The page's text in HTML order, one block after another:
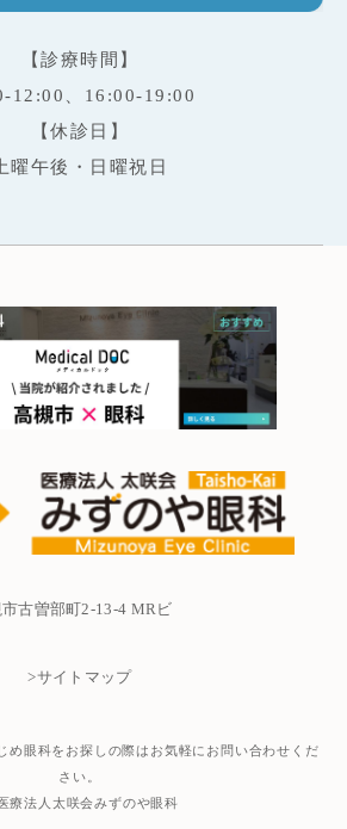
【診療時間】
12:00、16:00-19:00
【休診日】
曜午後・日曜祝日
古曽部町2-13-4 MRビ
>サイトマップ
め眼科をお探しの際はお気軽にお問い合わせくだ
さい。
療法人太咲会みずのや眼科